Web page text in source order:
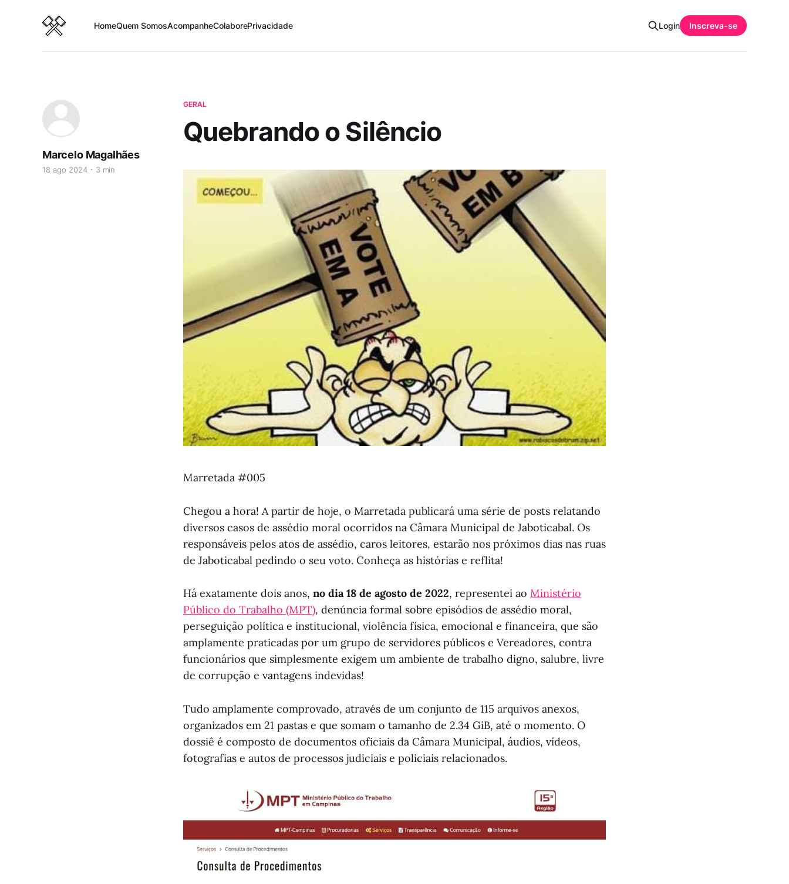
HomeQuem SomosAcompanheColaborePrivacidade Login Inscreva-se
GERAL
Quebrando o Silêncio
Marcelo Magalhães
18 ago 2024 3 min
Marretada #005
Chegou a hora! A partir de hoje, o Marretada publicará uma série de posts relatando
diversos casos de assédio moral ocorridos na Câmara Municipal de Jaboticabal. Os
responsáveis pelos atos de assédio, caros leitores, estarão nos próximos dias nas ruas
de Jaboticabal pedindo o seu voto. Conheça as histórias e reflita!
Há exatamente dois anos, no dia 18 de agosto de 2022, representei ao Ministério
Público do Trabalho (MPT), denúncia formal sobre episódios de assédio moral,
perseguição política e institucional, violência física, emocional e financeira, que são
amplamente praticadas por um grupo de servidores públicos e Vereadores, contra
funcionários que simplesmente exigem um ambiente de trabalho digno, salubre, livre
de corrupção e vantagens indevidas!
Tudo amplamente comprovado, através de um conjunto de 115 arquivos anexos,
organizados em 21 pastas e que somam o tamanho de 2.34 GiB, até o momento. O
dossiê é composto de documentos oficiais da Câmara Municipal, áudios, vídeos,
fotografias e autos de processos judiciais e policiais relacionados.